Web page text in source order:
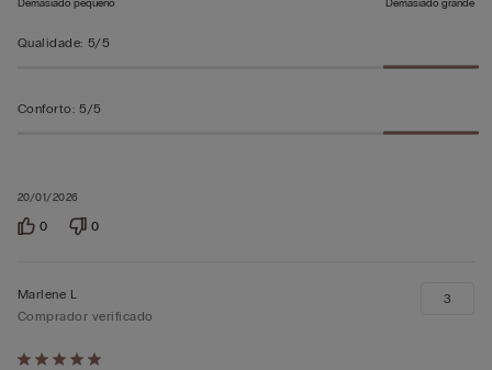
20/01/2026
Demasiado pequeno Demasiado grande
Qualidade: 5/5
Conforto: 5/5
0 0
Atribuiu
Marlene L
Comprador verificado
3